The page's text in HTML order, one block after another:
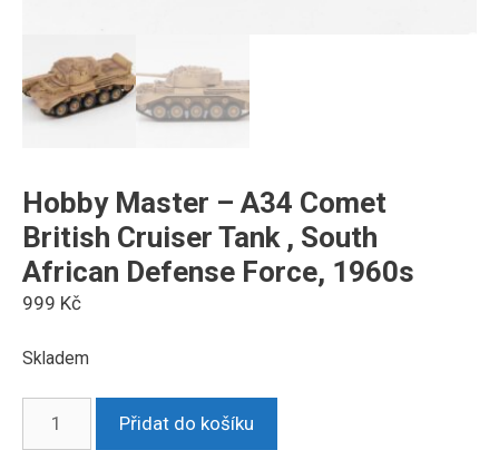
Hobby Master – A34 Comet
British Cruiser Tank , South
African Defense Force, 1960s
999 Kč
Skladem
Master
Přidat do košíku